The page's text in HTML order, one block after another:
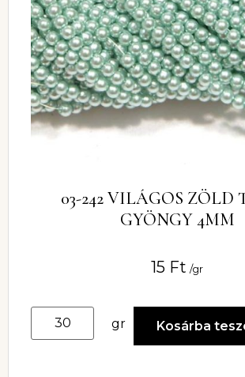
03-242 VILÁGOS ZÖLD
GYÖNGY 4MM
15 Ft /gr
gr Kosárba